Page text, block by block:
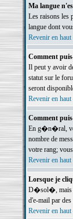
Ma langue
Les raisons les
langue dont
Revenir en haut
Comment
Il peut y avoir
statut sur le
seront
Revenir en haut
Comment
En g�n�ral,
nombre de
votre rang;
Revenir en haut
Lorsque je
D�sol�, mais
d'e-mail par
Revenir en haut